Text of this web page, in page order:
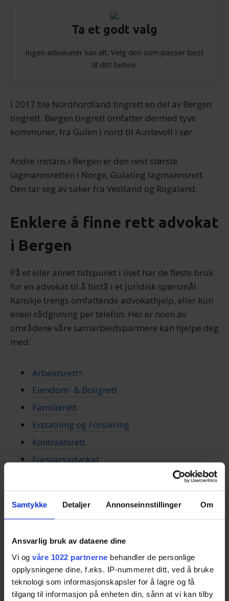
Samtykke Detaljer Annonseinnstillinger Om
Ansvarlig bruk av dataene dine
Vi og våre 1022 partnerne behandler de personlige
opplysningene dine, f.eks. IP-nummeret ditt, ved å bruke
teknologi som informasjonskapsler for å lagre og få
tilgang til informasjon på enheten din, sånn at vi kan tilby
Ta et godt valg
Ingen advokater kan alt. Velg den som passer best
til ditt behov.
I 2017 ble Nordhordland tingrett en del av Bergen
tingrett. Bergen tingrett omfatter dermed tyve
kommuner, fra Gulen i nord til Austevoll i sør.
Andre instans i Bergen er den nest største
lagmannsretten i Norge, Gulating lagmannsrett.
Den tar seg av saker fra Vestland og Rogaland.
Enklere å finne rett advokat
i Bergen
På et eller annet tidspunkt i livet har de fleste bruk
for en advokat til å bistå i et juridisk spørsmål.
Kanskje trengs omfattende advokathjelp, eller kun
enkel rådgivning per telefon. Her er noen av
områdene våre samarbeidspartnere kan hjelpe deg
med:
Arbeidsrett<
Eiendom- & Boligrett
Familierett
Erstatning og Forsikring
Kontraktsrett
Forsvarsadvokat
Det er mange advokatkontor å velge mellom i
Bergen, og jakten på rett advokat kan være både
tidkrevende og vanskelig. Derfor gjør
den beste advokaten til saken din.
Du får ikke fri rettshjelp gjennom oss, men
tjenesten vår koster deg ikke en krone. Bruk noen få